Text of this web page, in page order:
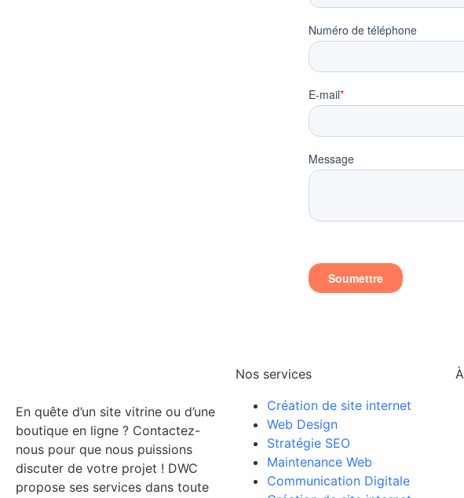
En quête d’un site vitrine ou d’une
boutique en ligne ? Contactez-
nous pour que nous puissions
discuter de votre projet ! DWC
propose ses services dans toute
Nos services
Création de site internet
Web Design
Stratégie SEO
Maintenance Web
Communication Digitale